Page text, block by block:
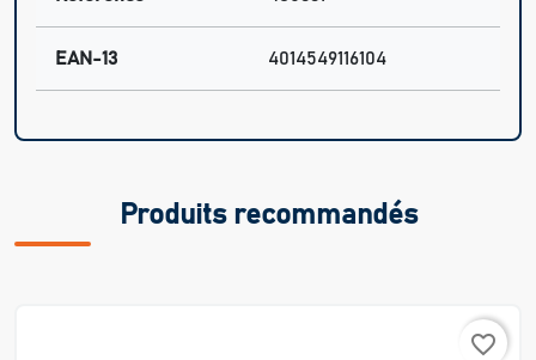
EAN-13 4014549116104
Produits recommandés
favorite_border